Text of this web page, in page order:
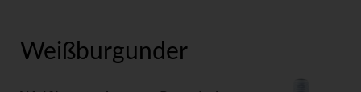
Weißburgunder